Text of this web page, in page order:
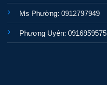
Ms Phường: 0912797949
Phương Uyên: 0916959575